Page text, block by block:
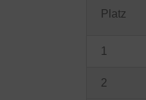
Platz
1
2